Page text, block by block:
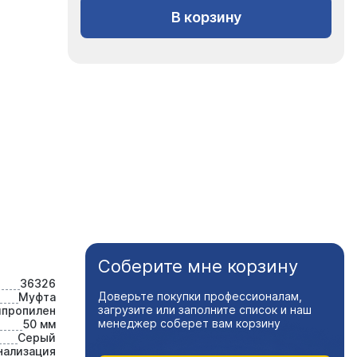
В корзину
36326
Муфта
50 мм
Серый
Соберите мне корзину
Доверьте покупки профессионалам,
загрузите или заполните список и наш
менеджер соберет вам корзину